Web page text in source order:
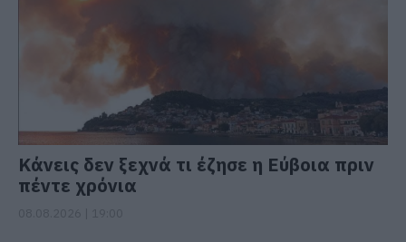
Κάνεις δεν ξεχνά τι έζησε η Εύβοια πριν
πέντε χρόνια